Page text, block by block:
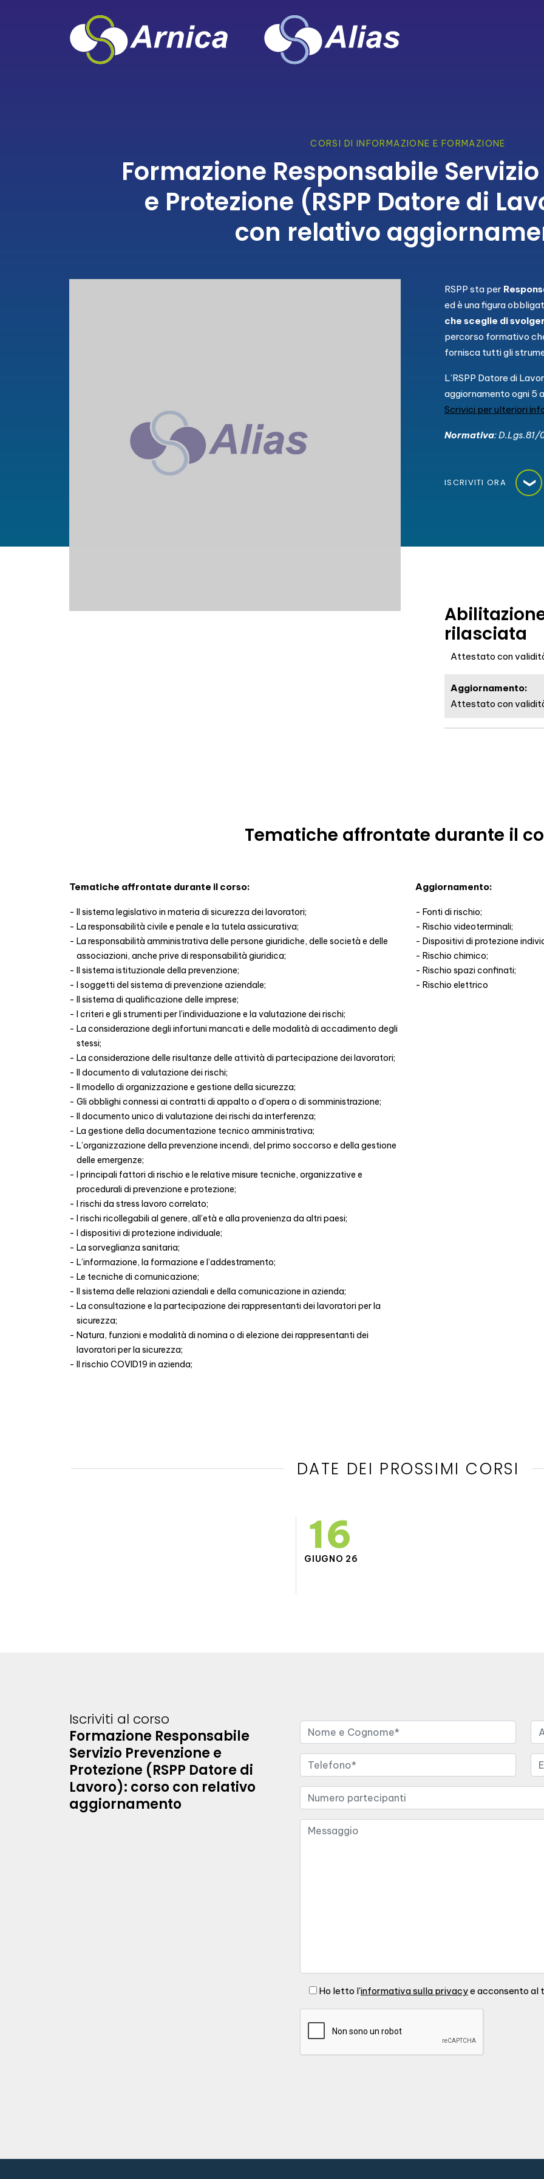
CORSI DI INFORMAZIONE E FORMAZIONE
Formazione Responsabile
e Protezione (RSPP Datore di
con relativo
RSPP sta per
ed è una figura
che sceglie di
percorso formativo
fornisca tutti gli
L’RSPP Datore di
aggiornamento ogni 5
Scrivici per ulteriori
Normativa:
ISCRIVITI ORA
rilasciata
Attestato con
Aggiornamento:
Attestato con
Tematiche affrontate durante il
Tematiche affrontate durante il corso:
Il sistema legislativo in materia di sicurezza dei lavoratori;
La responsabilità civile e penale e la tutela assicurativa;
La responsabilità amministrativa delle persone giuridiche, delle società e delle
associazioni, anche prive di responsabilità giuridica;
Il sistema istituzionale della prevenzione;
I soggetti del sistema di prevenzione aziendale;
Il sistema di qualificazione delle imprese;
I criteri e gli strumenti per l’individuazione e la valutazione dei rischi;
La considerazione degli infortuni mancati e delle modalità di accadimento degli
stessi;
La considerazione delle risultanze delle attività di partecipazione dei lavoratori;
Il documento di valutazione dei rischi;
Il modello di organizzazione e gestione della sicurezza;
Gli obblighi connessi ai contratti di appalto o d’opera o di somministrazione;
Il documento unico di valutazione dei rischi da interferenza;
La gestione della documentazione tecnico amministrativa;
L’organizzazione della prevenzione incendi, del primo soccorso e della gestione
delle emergenze;
I principali fattori di rischio e le relative misure tecniche, organizzative e
procedurali di prevenzione e protezione;
I rischi da stress lavoro correlato;
I rischi ricollegabili al genere, all’età e alla provenienza da altri paesi;
I dispositivi di protezione individuale;
La sorveglianza sanitaria;
L’informazione, la formazione e l’addestramento;
Le tecniche di comunicazione;
Il sistema delle relazioni aziendali e della comunicazione in azienda;
La consultazione e la partecipazione dei rappresentanti dei lavoratori per la
sicurezza;
Natura, funzioni e modalità di nomina o di elezione dei rappresentanti dei
lavoratori per la sicurezza;
Il rischio COVID19 in azienda;
Aggiornamento:
Fonti di rischio;
Rischio videoterminali;
Dispositivi di protezione
Rischio chimico;
Rischio spazi confinati;
Rischio elettrico
DATE DEI PROSSIMI CORSI
16
GIUGNO 26
Iscriviti al corso
Formazione Responsabile
Servizio Prevenzione e
Protezione (RSPP Datore di
Lavoro): corso con relativo
aggiornamento
Ho letto l'informativa sulla privacye acconsento al